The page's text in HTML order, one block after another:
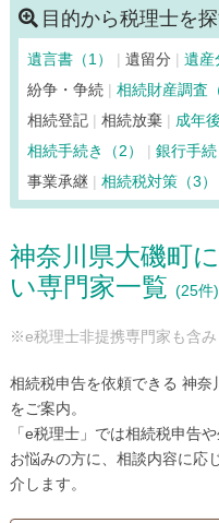
川崎市宮前区（60）
清川
相模原市緑区（43） 相模
座間市（43）
逗子市（33
二宮町（12） 箱根町（7
平塚市（103） 藤沢市（
三浦市（33）
南足柄市（
湯河原町（15） 横須賀市
横浜市神奈川区（185）
横浜市港南区（97）
横浜
横浜市都筑区（62） 横浜
横浜市戸塚区（98）
横浜
横浜市西区（178）
横浜市緑区（71） 横浜市
目的から税理士を
遺言書（1） 遺留分 遺産
紛争・争続
相続財産調査
相続登記
相続放棄 成年
相続手続き（2）
銀行手続
事業承継
相続税対策（3）
神奈川県大磯町
い専門家一覧 (25件)
※e税理士非提携専門家も含み
相続税申告を依頼できる 神
をご案内。
「e税理士」では相続税申告
お悩みの方に、相談内容に応
介します。